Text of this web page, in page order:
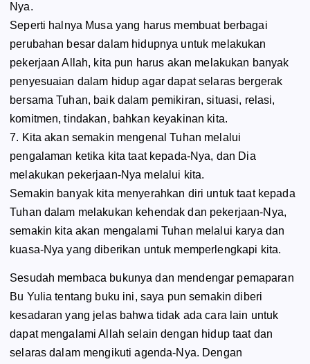
Nya.
Seperti halnya Musa yang harus membuat berbagai
perubahan besar dalam hidupnya untuk melakukan
pekerjaan Allah, kita pun harus akan melakukan banyak
penyesuaian dalam hidup agar dapat selaras bergerak
bersama Tuhan, baik dalam pemikiran, situasi, relasi,
komitmen, tindakan, bahkan keyakinan kita.
7. Kita akan semakin mengenal Tuhan melalui
pengalaman ketika kita taat kepada-Nya, dan Dia
melakukan pekerjaan-Nya melalui kita.
Semakin banyak kita menyerahkan diri untuk taat kepada
Tuhan dalam melakukan kehendak dan pekerjaan-Nya,
semakin kita akan mengalami Tuhan melalui karya dan
kuasa-Nya yang diberikan untuk memperlengkapi kita.
Sesudah membaca bukunya dan mendengar pemaparan
Bu Yulia tentang buku ini, saya pun semakin diberi
kesadaran yang jelas bahwa tidak ada cara lain untuk
dapat mengalami Allah selain dengan hidup taat dan
selaras dalam mengikuti agenda-Nya. Dengan